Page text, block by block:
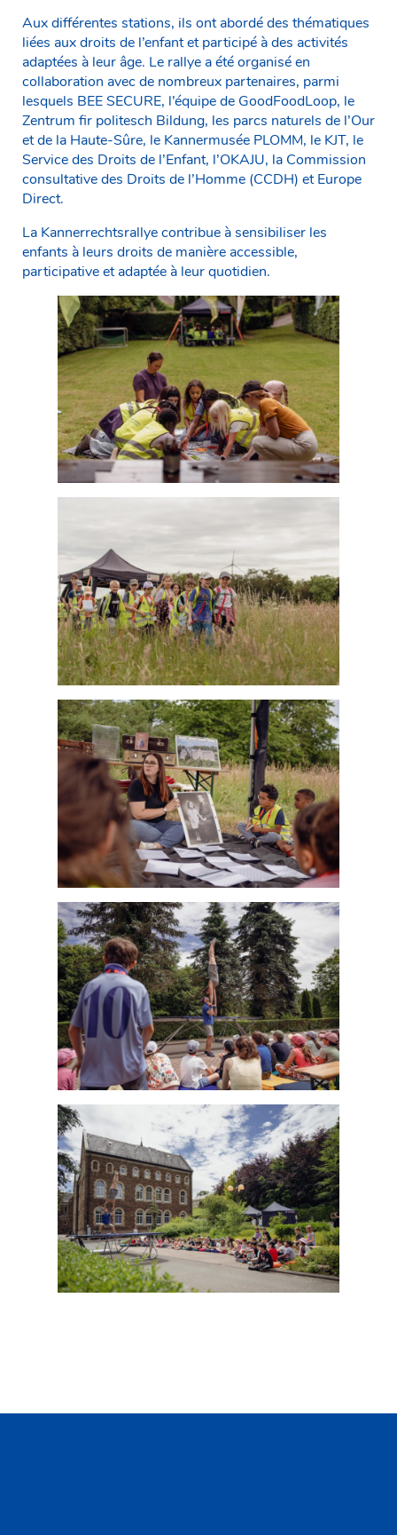
Aux différentes stations, ils ont abordé des thématiques
liées aux droits de l’enfant et participé à des activités
adaptées à leur âge. Le rallye a été organisé en
collaboration avec de nombreux partenaires, parmi
lesquels BEE SECURE, l’équipe de GoodFoodLoop, le
Zentrum fir politesch Bildung, les parcs naturels de l’Our
et de la Haute-Sûre, le Kannermusée PLOMM, le KJT, le
Service des Droits de l’Enfant, l’OKAJU, la Commission
consultative des Droits de l’Homme (CCDH) et Europe
Direct.
La Kannerrechtsrallye contribue à sensibiliser les
enfants à leurs droits de manière accessible,
participative et adaptée à leur quotidien.